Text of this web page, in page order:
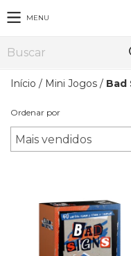
MENU
Início / Mini Jogos / Bad
Ordenar por